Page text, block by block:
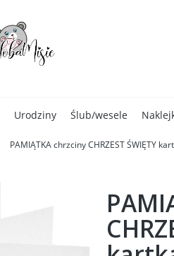
Urodziny Ślub/wesele
PAMIĄTKA chrzciny CHRZEST ŚWIĘTY